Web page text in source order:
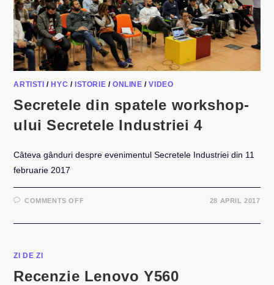
ARTISTI /HYC /ISTORIE /ONLINE /VIDEO
Secretele din spatele workshop-
ului Secretele Industriei 4
Câteva gânduri despre evenimentul Secretele Industriei din 11
februarie 2017
COMMENTS OFFON
SPATELE
28 APRIL 2017
ZI DE ZI
Recenzie Lenovo Y560